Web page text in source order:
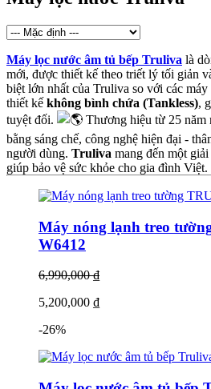
Máy lọc nước âm tủ bếp Truliva là
mới, được thiết kế theo triết lý tối giản
biệt lớn nhất của Truliva so với các
thiết kế không bình chứa (Tankless),
tuyệt đối.
Thương hiệu từ 25 năm
bằng sáng chế, công nghệ hiện đại -
người dùng. Truliva mang đến một
giúp bảo vệ sức khỏe cho gia đình Việt.
MÁY LỌC NƯỚC
KHỎE CỦA BẠN VÀ
XANH
Chúng tôi tin rằng, mỗi giọt nước tinh
nguồn nước an toàn đến từng gia đình,
chất lượng sản phẩm mà còn cam kết
cao chất lượng sống cho cộng đồng.
Máy nóng lạnh treo
W6412
6,990,000 ₫
5,200,000 ₫
-26%